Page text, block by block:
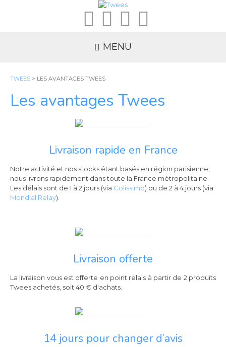
MENU
TWEES > LES AVANTAGES TWEES
Les avantages Twees
Livraison rapide en France
Notre activité et nos stocks étant basés en région parisienne,
nous livrons rapidement dans toute la France métropolitaine.
Les délais sont de 1 à 2 jours (via Colissimo) ou de 2 à 4 jours (via
Mondial Relay).
Livraison offerte
La livraison vous est offerte en point relais à partir de 2 produits
Twees achetés, soit 40 € d'achats.
14 jours pour changer d’avis